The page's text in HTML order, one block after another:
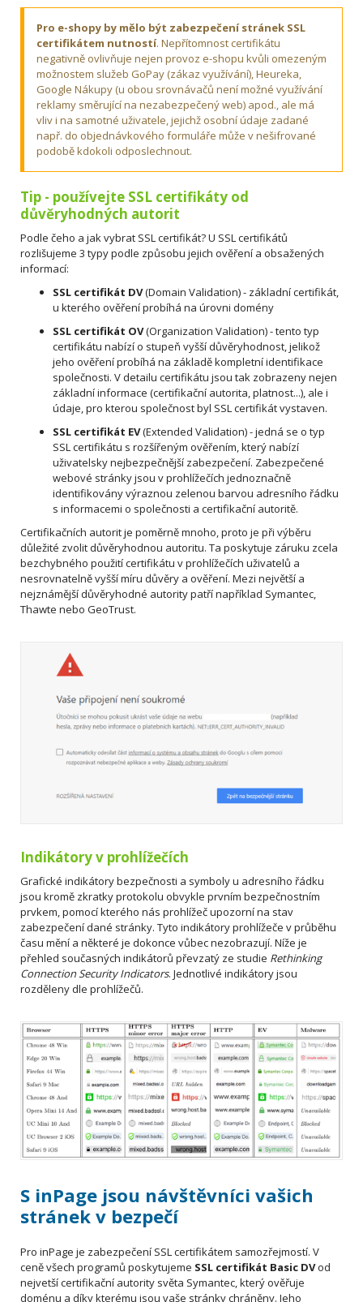
Pro e-shopy by mělo být zabezpečení stránek SSL
certifikátem nutností. Nepřítomnost certifikátu
negativně ovlivňuje nejen provoz e-shopu kvůli omezeným
možnostem služeb GoPay (zákaz využívání), Heureka,
Google Nákupy (u obou srovnávačů není možné využívání
reklamy směrující na nezabezpečený web) apod., ale má
vliv i na samotné uživatele, jejichž osobní údaje zadané
např. do objednávkového formuláře může v nešifrované
podobě kdokoli odposlechnout.
Tip - používejte SSL certifikáty od
důvěryhodných autorit
Podle čeho a jak vybrat SSL certifikát? U SSL certifikátů
rozlišujeme 3 typy podle způsobu jejich ověření a obsažených
informací:
SSL certifikát DV(Domain Validation) - základní certifikát,
u kterého ověření probíhá na úrovni domény
SSL certifikát OV(Organization Validation) - tento typ
certifikátu nabízí o stupeň vyšší důvěryhodnost, jelikož
jeho ověření probíhá na základě kompletní identifikace
společnosti. V detailu certifikátu jsou tak zobrazeny nejen
základní informace (certifikační autorita, platnost...), ale i
údaje, pro kterou společnost byl SSL certifikát vystaven.
SSL certifikát EV(Extended Validation) - jedná se o typ
SSL certifikátu s rozšířeným ověřením, který nabízí
uživatelsky nejbezpečnější zabezpečení. Zabezpečené
webové stránky jsou v prohlížečích jednoznačně
identifikovány výraznou zelenou barvou adresního řádku
s informacemi o společnosti a certifikační autoritě.
Certifikačních autorit je poměrně mnoho, proto je při výběru
důležité zvolit důvěryhodnou autoritu. Ta poskytuje záruku zcela
bezchybného použití certifikátu v prohlížečích uživatelů a
nesrovnatelně vyšší míru důvěry a ověření. Mezi největší a
nejznámější důvěryhodné autority patří například Symantec,
Thawte nebo GeoTrust.
Indikátory v prohlížečích
Grafické indikátory bezpečnosti a symboly u adresního řádku
jsou kromě zkratky protokolu obvykle prvním bezpečnostním
prvkem, pomocí kterého nás prohlížeč upozorní na stav
zabezpečení dané stránky. Tyto indikátory prohlížeče v průběhu
času mění a některé je dokonce vůbec nezobrazují. Níže je
přehled současných indikátorů převzatý ze studie Rethinking
Connection Security Indicators. Jednotlivé indikátory jsou
rozděleny dle prohlížečů.
S inPage jsou návštěvníci vašich
stránek v bezpečí
Pro inPage je zabezpečení SSL certifikátem samozřejmostí. V
ceně všech programů poskytujeme SSL certifikát Basic DVod
nejvetší certifikační autority světa Symantec, který ověřuje
doménu a díky kterému jsou vaše stránky chráněny. Jeho